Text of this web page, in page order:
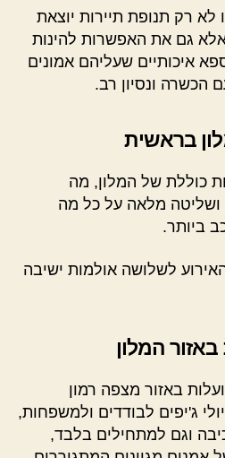
לא רק תנופת תיירות יוצאת
אלא גם את האפשרות להינות
איכותיים שעליהם אמונים
הכשרה ונסיון רב.
בראשית
כוללת של המלון, מה
מלאה על כל מה
ביותר.
לשלושה אולמות ישיבה
באזור המלון
באזור מצפה רמון
ג'יפים לבודדים ולמשפחות,
וגם למתחילים בלבד,